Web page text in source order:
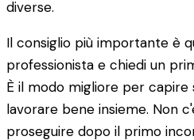
diverse.
Il consiglio più importante è
professionista e chiedi un
È il modo migliore per capire
lavorare bene insieme. Non
proseguire dopo il primo